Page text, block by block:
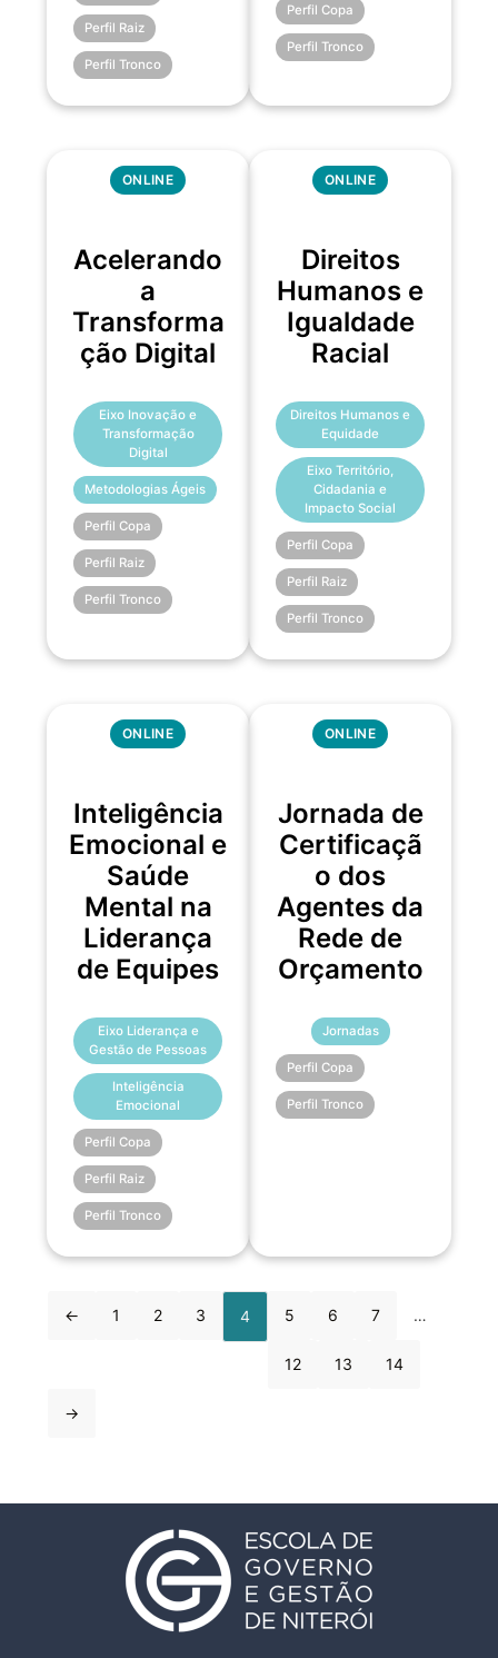
Perfil Raiz
Perfil Tronco
Perfil Copa
Perfil Tronco
ONLINE
Acelerando
a
Transforma
ção Digital
Eixo Inovação e
Transformação
Digital
Metodologias Ágeis
Perfil Copa
Perfil Raiz
Perfil Tronco
ONLINE
Direitos
Humanos e
Igualdade
Racial
Direitos Humanos e
Equidade
Eixo Território,
Cidadania e
Impacto Social
Perfil Copa
Perfil Raiz
Perfil Tronco
ONLINE
Inteligência
Emocional e
Saúde
Mental na
Liderança
de Equipes
Eixo Liderança e
Gestão de Pessoas
Inteligência
Emocional
Perfil Copa
Perfil Raiz
Perfil Tronco
ONLINE
Jornada de
Certificaçã
o dos
Agentes da
Rede de
Orçamento
Jornadas
Perfil Copa
Perfil Tronco
← 1 2 3 4 5 6 7 …
12 13 14
→